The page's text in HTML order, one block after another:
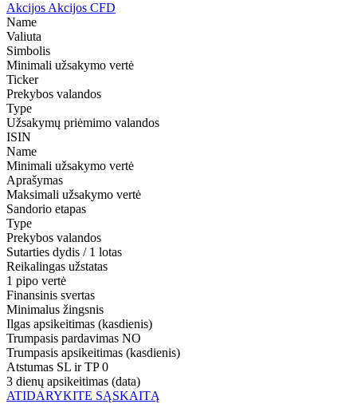
Akcijos Akcijos CFD
Name
Valiuta
Simbolis
Minimali užsakymo vertė
Ticker
Prekybos valandos
Type
Užsakymų priėmimo valandos
ISIN
Name
Minimali užsakymo vertė
Aprašymas
Maksimali užsakymo vertė
Sandorio etapas
Type
Prekybos valandos
Sutarties dydis / 1 lotas
Reikalingas užstatas
1 pipo vertė
Finansinis svertas
Minimalus žingsnis
Ilgas apsikeitimas (kasdienis)
Trumpasis pardavimas NO
Trumpasis apsikeitimas (kasdienis)
Atstumas SL ir TP 0
3 dienų apsikeitimas (data)
ATIDARYKITE SĄSKAITĄ